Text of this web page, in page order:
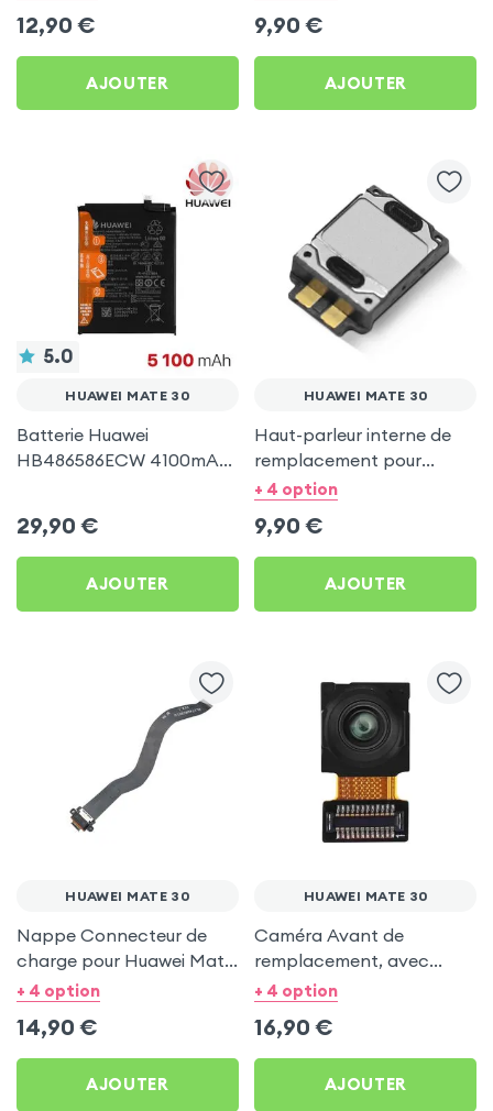
12,90 €
AJOUTER
9,90 €
AJOUTER
5.0
HUAWEI MATE 30
Batterie Huawei
HB486586ECW 4100mAh
29,90 €
AJOUTER
HUAWEI MATE 30
Haut-parleur interne de
remplacement pour
Huawei Mate 30
+ 4 option
9,90 €
AJOUTER
HUAWEI MATE 30
Nappe Connecteur de
charge pour Huawei Mate
30
+ 4 option
14,90 €
AJOUTER
HUAWEI MATE 30
Caméra Avant de
remplacement, avec
Nappe de Connexion
+ 4 option
16,90 €
AJOUTER